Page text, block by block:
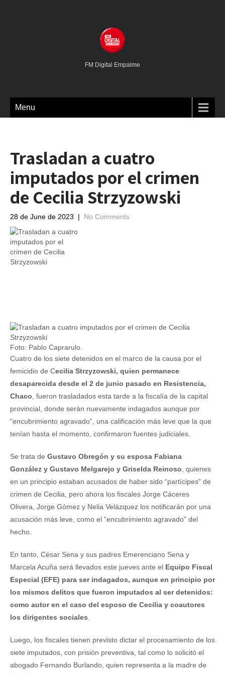
FM Digital Empalme
Menu
Trasladan a cuatro
imputados por el crimen
de Cecilia Strzyzowski
28 de June de 2023 | No Comments
Foto: Pablo Caprarulo.
Cuatro de los siete detenidos en el marco de la causa por el
femicidio de Cecilia Strzyzowski, quien permanece
desaparecida desde el 2 de junio pasado en Resistencia,
Chaco , fueron trasladados esta tarde a la fiscalía de la capital
provincial, donde serán nuevamente indagados aunque por
“encubrimiento agravado”, una calificación más leve que la que
tenían hasta el momento, confirmaron fuentes judiciales.
Se trata de Gustavo Obregón y su esposa Fabiana
González y Gustavo Melgarejo y Griselda Reinoso , quienes
en un principio estaban acusados de haber sido “partícipes” de
crimen de Cecilia, pero ahora los fiscales Jorge Cáceres
Olivera, Jorge Gómez y Nelia Velázquez los notificarán por una
acusación más leve, como el “encubrimiento agravado” del
hecho.
En tanto, César Sena y sus padres Emerenciano Sena y
Marcela Acuña será llevados este jueves ante el Equipo Fiscal
Especial (EFE) para ser indagados, aunque en principio por
los mismos delitos que fueron imputados al ser detenidos:
como autor en el caso del esposo de Cecilia y coautores
los dirigentes sociales
Luego, los fiscales tienen previsto dictar el procesamiento de los
siete imputados, con prisión preventiva, tal como lo solicitó el
abogado Fernando Burlando, quien representa a la madre de